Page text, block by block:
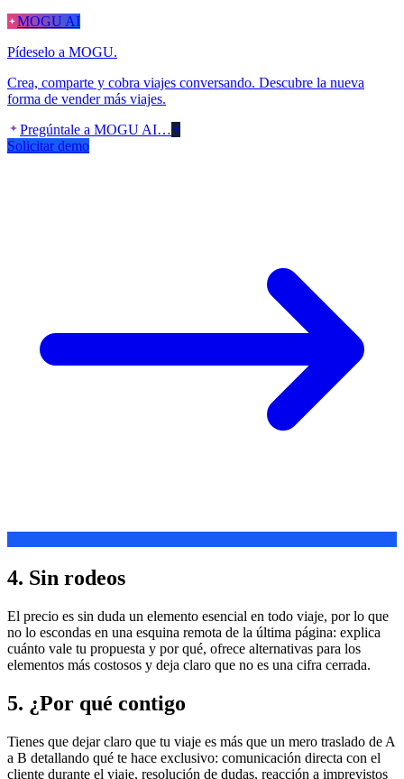
MOGU AI
Pídeselo a MOGU.
Crea, comparte y cobra viajes conversando. Descubre la nueva
forma de vender más viajes.
Pregúntale a MOGU AI…
Solicitar demo
4. Sin rodeos
El precio es sin duda un elemento esencial en todo viaje, por lo que
no lo escondas en una esquina remota de la última página: explica
cuánto vale tu propuesta y por qué, ofrece alternativas para los
elementos más costosos y deja claro que no es una cifra cerrada.
5. ¿Por qué contigo
Tienes que dejar claro que tu viaje es más que un mero traslado de A
a B detallando qué te hace exclusivo: comunicación directa con el
cliente durante el viaje, resolución de dudas, reacción a imprevistos